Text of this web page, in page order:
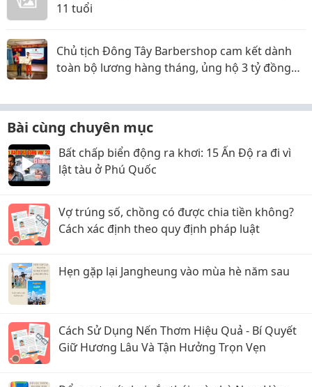
11 tuổi
Chủ tịch Đông Tây Barbershop cam kết dành
toàn bộ lương hàng tháng, ủng hộ 3 tỷ đồng
Bài cùng chuyên mục
Bất chấp biển động ra khơi: 15 Ấn Độ ra đi vì
lật tàu ở Phú Quốc
Vợ trúng số, chồng có được chia tiền không?
Cách xác định theo quy định pháp luật
Hẹn gặp lại Jangheung vào mùa hè năm sau
Cách Sử Dụng Nến Thơm Hiệu Quả - Bí Quyết
Giữ Hương Lâu Và Tận Hưởng Trọn Vẹn